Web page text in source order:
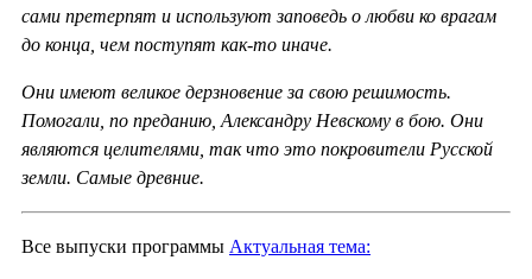
сами претерпят и используют заповедь о любви ко врагам
до конца, чем поступят как-то иначе.
Они имеют великое дерзновение за свою решимость.
Помогали, по преданию, Александру Невскому в бою. Они
являются целителями, так что это покровители Русской
земли. Самые древние.
Все выпуски программы Актуальная тема: